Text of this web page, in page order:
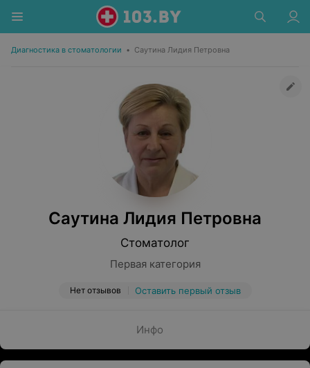
Диагностика в стоматологии • Саутина Лидия Петровна
Саутина Лидия Петровна
Стоматолог
Первая категория
Нет отзывов Оставить первый отзыв
Инфо